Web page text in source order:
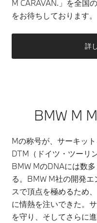
M CARAVAN.」を全国
をお待ちしております。
詳
BMW M
Mの称号が、サーキット
DTM（ドイツ・ツーリ
BMW MのDNAには数
る。BMW M社の開発
スで頂点を極めるため
に情熱を注いできた。
を守り、そしてさらに